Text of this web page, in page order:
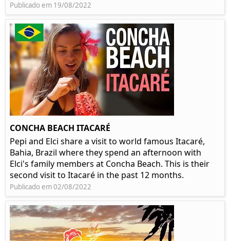
Publicado em 19/08/2022
CONCHA BEACH ITACARÉ
Pepi and Elci share a visit to world famous Itacaré,
Bahia, Brazil where they spend an afternoon with
Elci's family members at Concha Beach. This is their
second visit to Itacaré in the past 12 months.
Publicado em 02/08/2022